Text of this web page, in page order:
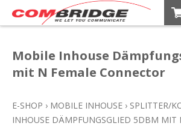
Mobile Inhouse
mit N Female Connector
E-SHOP › MOBILE INHOUSE › SPLITTER/
INHOUSE DÄMPFUNGSGLIED 5DBM MIT